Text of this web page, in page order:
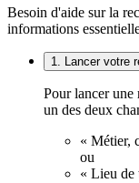
Besoin d'aide sur la
informations
1. Lancer votre
Pour lancer une
un des deux
« Métier,
ou
« Lieu de